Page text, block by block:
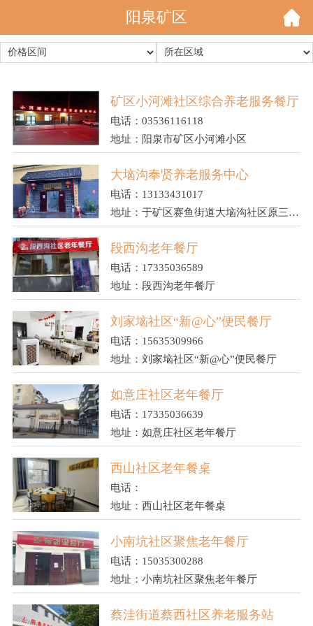
阳泉矿区
矿区小河滩社区综合养老服务餐厅
电话：03536116118
地址：阳泉市矿区小河滩小区
大垴沟奉贤养老服务中心
电话：13133431017
地址：于矿区赛鱼街道大垴沟社区原三矿离退休活动中心一层（带小院）
段西沟老年餐厅
电话：17335036589
地址：段西沟老年餐厅
刘家垴社区“新@心”便民餐厅
电话：15635309966
地址：刘家垴社区“新@心”便民餐厅
如意庄社区老年餐厅
电话：17335036639
地址：如意庄社区老年餐厅
西山社区老年餐桌
电话：
地址：西山社区老年餐桌
小南坑社区聚焦老年餐厅
电话：15035300288
地址：小南坑社区聚焦老年餐厅
蔡洼街道蔡西社区养老服务站